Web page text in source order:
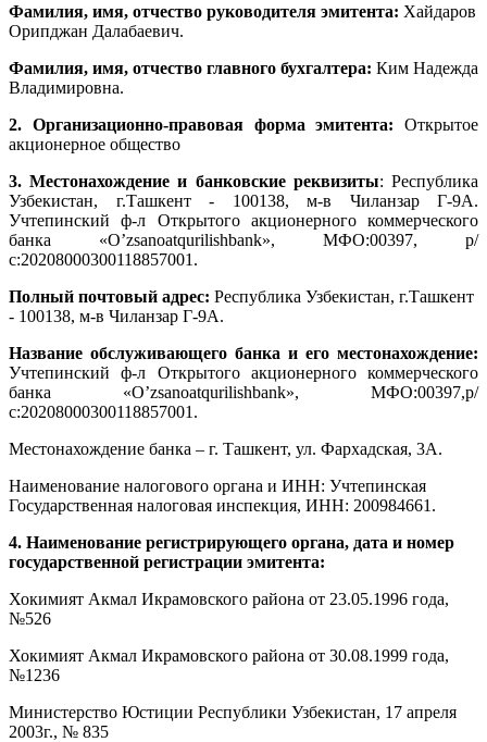
Фамилия, имя, отчество руководителя эмитента: Хайдаров
Орипджан Далабаевич.
Фамилия, имя, отчество главного бухгалтера: Ким Надежда
Владимировна.
2. Организационно-правовая форма эмитента: Открытое
акционерное общество
3. Местонахождение и банковские реквизиты: Республика
Узбекистан, г.Ташкент - 100138, м-в Чиланзар Г-9А.
Учтепинский ф-л Открытого акционерного коммерческого
банка «O’zsanoatqurilishbank», МФО:00397, р/
с:20208000300118857001.
Полный почтовый адрес: Республика Узбекистан, г.Ташкент
- 100138, м-в Чиланзар Г-9А.
Название обслуживающего банка и его местонахождение:
Учтепинский ф-л Открытого акционерного коммерческого
банка «O’zsanoatqurilishbank», МФО:00397,р/
с:20208000300118857001.
Местонахождение банка – г. Ташкент, ул. Фархадская, 3А.
Наименование налогового органа и ИНН: Учтепинская
Государственная налоговая инспекция, ИНН: 200984661.
4. Наименование регистрирующего органа, дата и номер
государственной регистрации эмитента:
Хокимият Акмал Икрамовского района от 23.05.1996 года,
№526
Хокимият Акмал Икрамовского района от 30.08.1999 года,
№1236
Министерство Юстиции Республики Узбекистан, 17 апреля
2003г., № 835